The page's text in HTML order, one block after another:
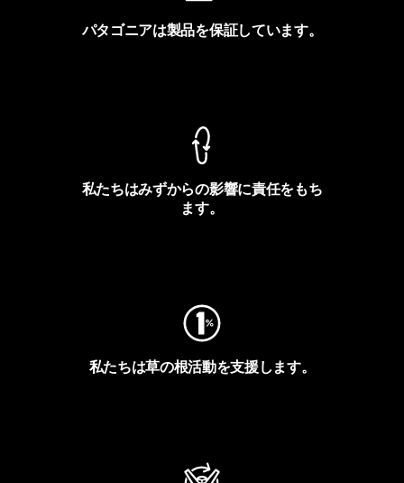
パタゴニアは製品を保証しています。
私たちはみずからの影響に責任をもち
ます。
私たちは草の根活動を支援します。